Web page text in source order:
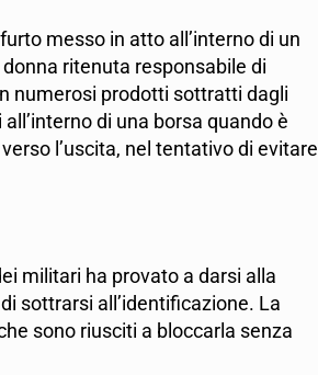
messo in atto all’interno di un
ritenuta responsabile di
numerosi prodotti sottratti dagli
di una borsa quando è
l’uscita, nel tentativo di evitare
militari ha provato a darsi alla
sottrarsi all’identificazione. La
sono riusciti a bloccarla senza